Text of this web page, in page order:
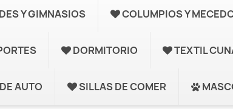
Y GIMNASIOS COLUMPIOS Y
DORMITORIO TEXTIL
AUTO SILLAS DE COMER